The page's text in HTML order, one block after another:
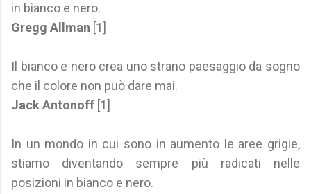
in bianco e nero.
Gregg Allman [1]
Il bianco e nero crea uno strano paesaggio da sogno
che il colore non può dare mai.
Jack Antonoff [1]
In un mondo in cui sono in aumento le aree grigie,
stiamo diventando sempre più radicati nelle
posizioni in bianco e nero.